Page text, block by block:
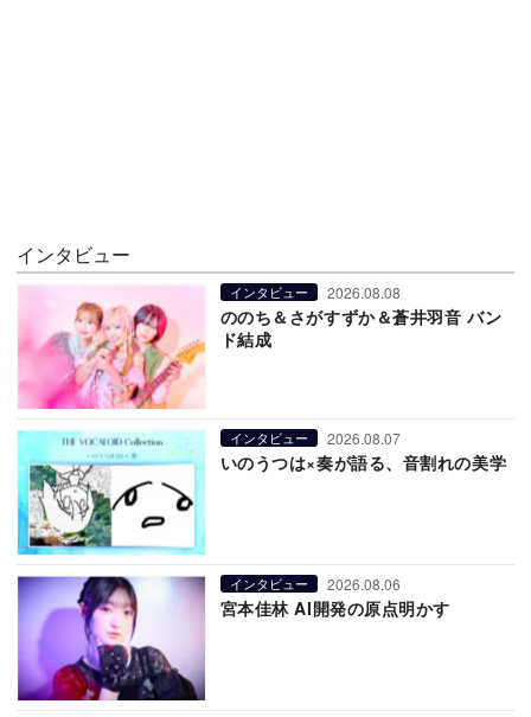
インタビュー
インタビュー 2026.08.08
ののち＆さがすずか＆蒼井羽音 バン
ド結成
インタビュー 2026.08.07
いのうつは×奏が語る、音割れの美学
インタビュー 2026.08.06
宮本佳林 AI開発の原点明かす